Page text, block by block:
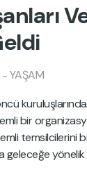
-YAŞAM
bir
geleceğe